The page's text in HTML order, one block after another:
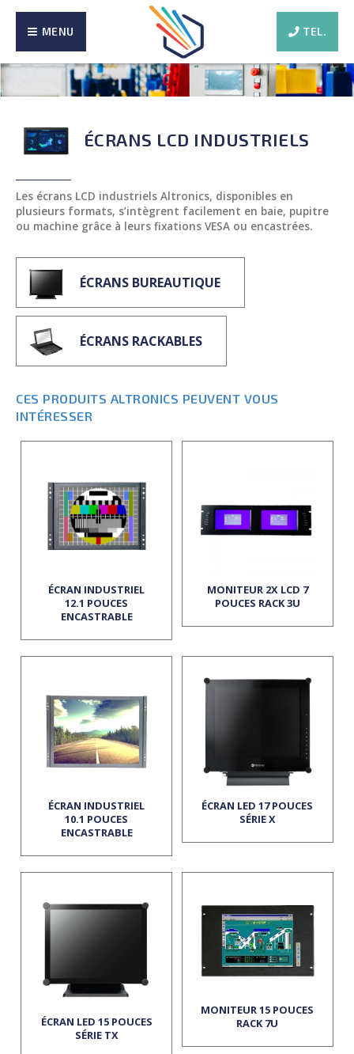
TEL.
MENU
ÉCRANS LCD INDUSTRIELS
Les écrans LCD industriels Altronics, disponibles en
plusieurs formats, s’intègrent facilement en baie, pupitre
ou machine grâce à leurs fixations VESA ou encastrées.
ÉCRANS BUREAUTIQUE
ÉCRANS RACKABLES
CES PRODUITS ALTRONICS PEUVENT VOUS
INTÉRESSER
ÉCRAN INDUSTRIEL
12.1 POUCES
ENCASTRABLE
MONITEUR 2X LCD 7
POUCES RACK 3U
ÉCRAN INDUSTRIEL
10.1 POUCES
ENCASTRABLE
ÉCRAN LED 17 POUCES
SÉRIE X
ÉCRAN LED 15 POUCES
SÉRIE TX
MONITEUR 15 POUCES
RACK 7U